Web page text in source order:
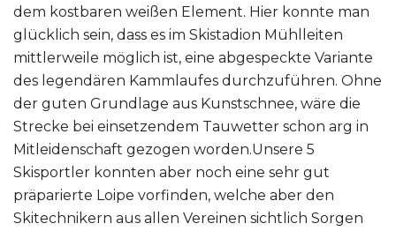
dem kostbaren weißen Element. Hier konnte man
glücklich sein, dass es im Skistadion Mühlleiten
mittlerweile möglich ist, eine abgespeckte Variante
des legendären Kammlaufes durchzuführen. Ohne
der guten Grundlage aus Kunstschnee, wäre die
Strecke bei einsetzendem Tauwetter schon arg in
Mitleidenschaft gezogen worden.Unsere 5
Skisportler konnten aber noch eine sehr gut
präparierte Loipe vorfinden, welche aber den
Skitechnikern aus allen Vereinen sichtlich Sorgen